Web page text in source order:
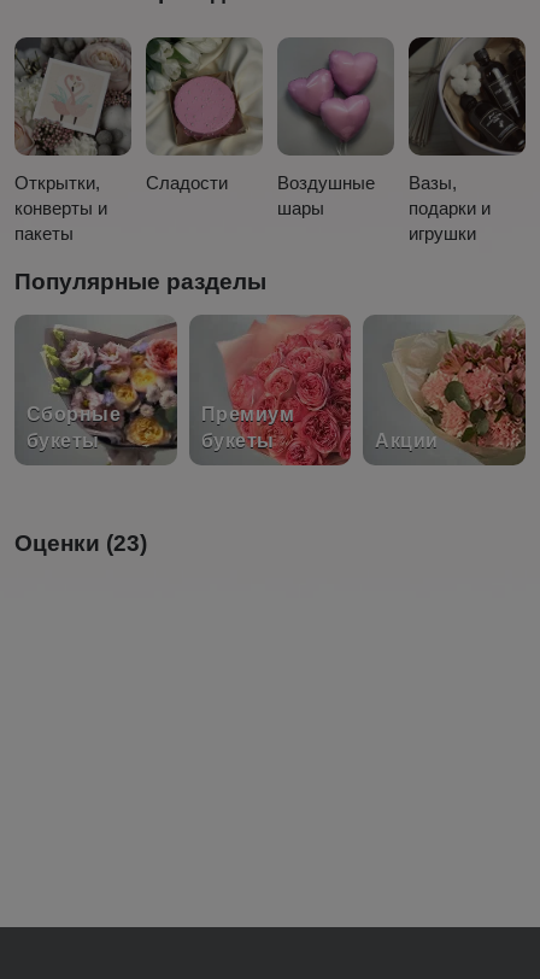
Открытки,
конверты и
пакеты
Сладости
Воздушные
шары
Вазы,
подарки и
игрушки
Популярные разделы
Сборные
букеты
Премиум
букеты
Акции
Оценки (23)